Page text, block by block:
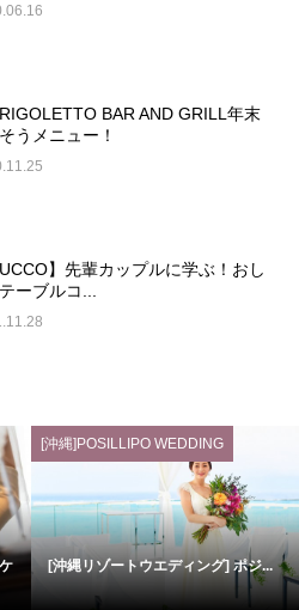
BAR AND GRILL年末
うメニュー！
】先輩カップルに学ぶ！おし
ーブルコ...
[沖縄]POSILLIPO WEDDING
[沖縄リゾートウエディング] ポジ...